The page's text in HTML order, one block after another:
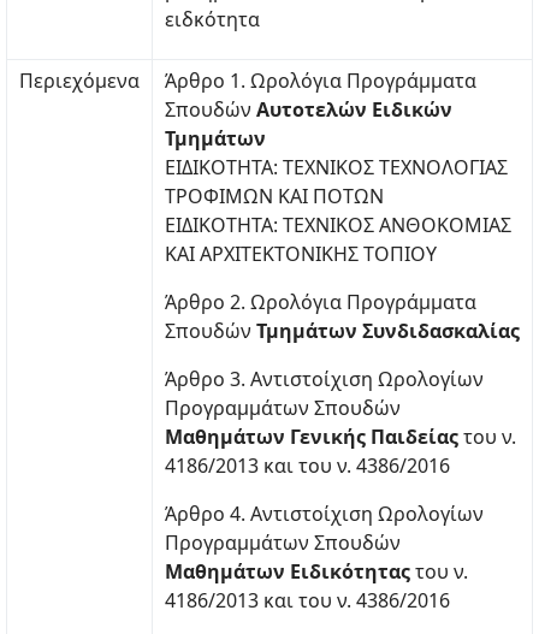
ειδκότητα
Περιεχόμενα
Άρθρο 1. Ωρολόγια Προγράμματα
Σπουδών Αυτοτελών Ειδικών
Τμημάτων
ΕΙΔΙΚΟΤΗΤΑ: ΤΕΧΝΙΚΟΣ ΤΕΧΝΟΛΟΓΙΑΣ
ΤΡΟΦΙΜΩΝ ΚΑΙ ΠΟΤΩΝ
ΕΙΔΙΚΟΤΗΤΑ: ΤΕΧΝΙΚΟΣ ΑΝΘΟΚΟΜΙΑΣ
ΚΑΙ ΑΡΧΙΤΕΚΤΟΝΙΚΗΣ ΤΟΠΙΟΥ
Άρθρο 2. Ωρολόγια Προγράμματα
Σπουδών Τμημάτων Συνδιδασκαλίας
Άρθρο 3. Αντιστοίχιση Ωρολογίων
Προγραμμάτων Σπουδών
Μαθημάτων Γενικής Παιδείαςτου ν.
4186/2013 και του ν. 4386/2016
Άρθρο 4. Αντιστοίχιση Ωρολογίων
Προγραμμάτων Σπουδών
Μαθημάτων Ειδικότηταςτου ν.
4186/2013 και του ν. 4386/2016